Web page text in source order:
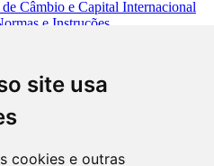
site usa
cookies e outras
Câmbio e Capital Internacional
e Instruções
e Valores Mobiliários
Rural
Organização do SFN
Supervisão Bancária
Documentos
Nacional de
BCB